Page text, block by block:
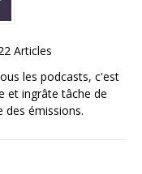
Articles
les podcasts, c'est
et ingrâte tâche de
émissions.